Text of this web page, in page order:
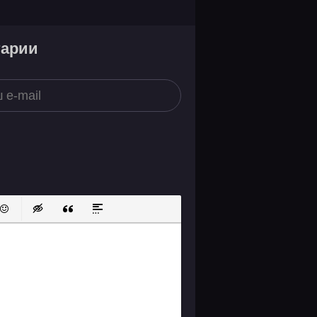
список
ссылкузащищенную ссылку
Вставить смайлик
Вставка скрытого текста
Вставка цитаты
Вставка спойлера